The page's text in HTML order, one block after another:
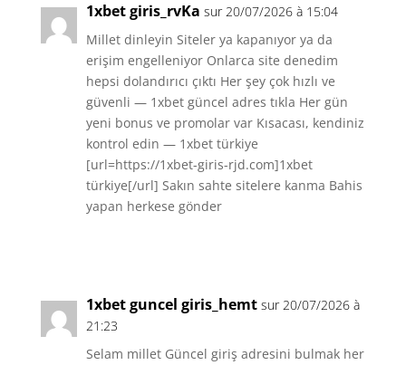
1xbet giris_rvKa sur 20/07/2026 à 15:04
Millet dinleyin Siteler ya kapanıyor ya da
erişim engelleniyor Onlarca site denedim
hepsi dolandırıcı çıktı Her şey çok hızlı ve
güvenli — 1xbet güncel adres tıkla Her gün
yeni bonus ve promolar var Kısacası, kendiniz
kontrol edin — 1xbet türkiye
[url=https://1xbet-giris-rjd.com]1xbet
türkiye[/url] Sakın sahte sitelere kanma Bahis
yapan herkese gönder
1xbet guncel giris_hemt sur 20/07/2026 à
21:23
Selam millet Güncel giriş adresini bulmak her